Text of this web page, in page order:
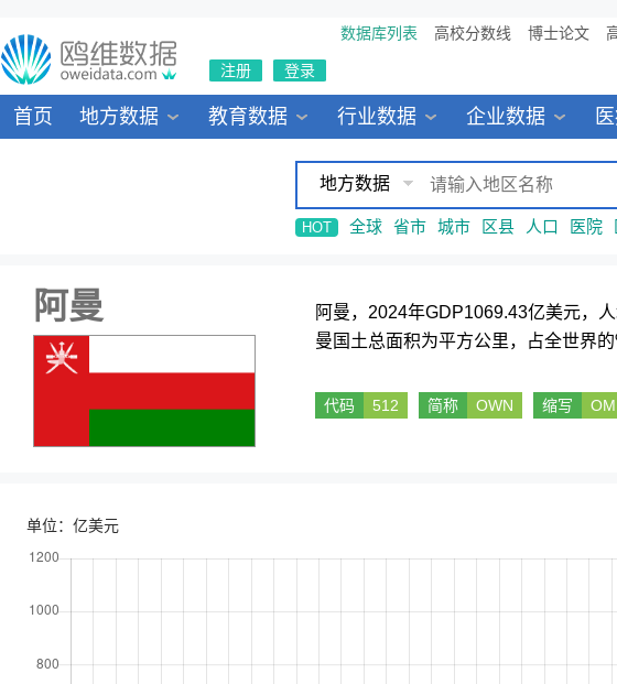
数据库列表 高校分数线 博士论文
注册 登录
首页 地方数据 教育数据 行业数据 企业数据
地方数据
HOT 全球 省市 城市 区县 人口 医院
阿曼
阿曼，2024年GDP1069.43亿美元，
曼国土总面积为平方公里，占全世界
代码 512 简称 OWN 缩写 OM
单位：亿美元